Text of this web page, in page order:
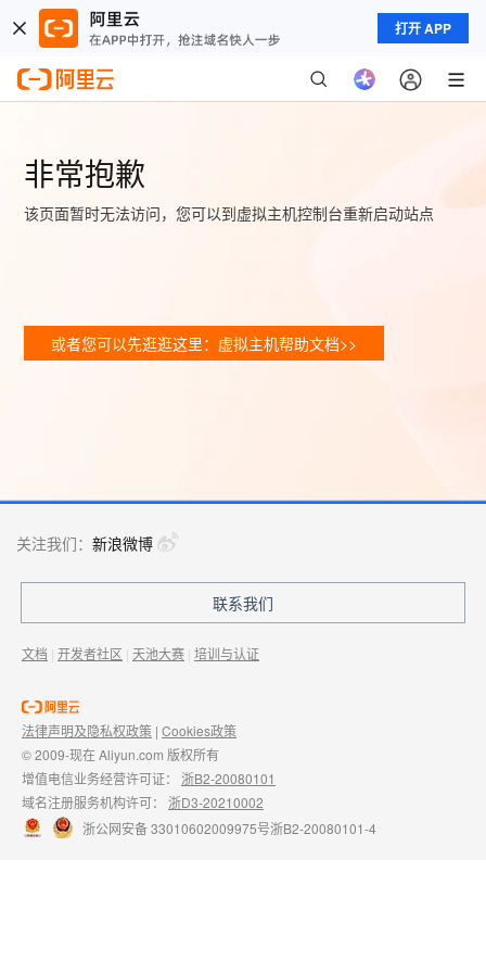
打开 APP
非常抱歉
该页面暂时无法访问，您可以到虚拟主机控制台重新启动站点
或者您可以先逛逛这里：虚拟主机帮助文档>>